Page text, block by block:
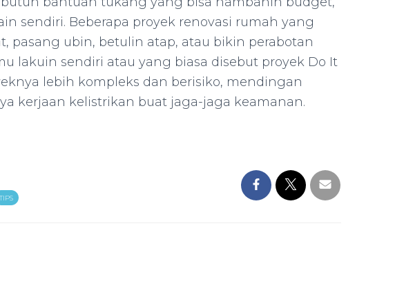
sendiri. Beberapa proyek renovasi rumah yang
pasang ubin, betulin atap, atau bikin perabotan
lakuin sendiri atau yang biasa disebut proyek Do It
lebih kompleks dan berisiko, mendingan
kerjaan kelistrikan buat jaga-jaga keamanan.
TIPS